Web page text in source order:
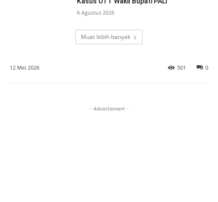
6 Agustus 2026
Muat lebih banyak
12 Mei 2026 0
501
- Advertisment -